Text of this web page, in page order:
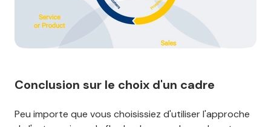
Conclusion sur le choix d'un cadre
Peu importe que vous choisissiez d'utiliser l'approche